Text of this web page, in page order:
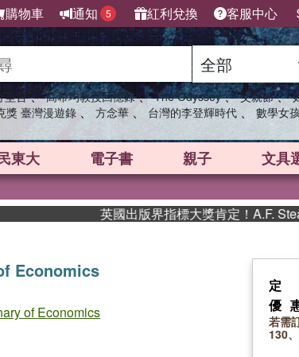
購物車 通知 5 紅利兌換 客服中心
圭吾 、 高希均教授回憶錄 、 The Odyssey 、 父親節 、
獎 臺灣漫遊錄 、 方念華 、 台灣的李登輝時代 、 數學女
東大 電子書 親子 文具
英國出版界指標大獎肯定！A.F.
Economics
of Economics
優
若需
130